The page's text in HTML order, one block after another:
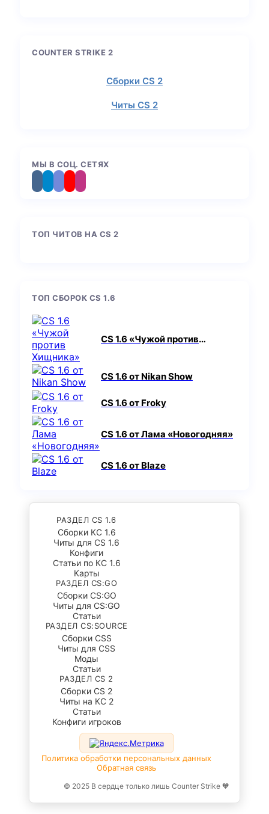
COUNTER STRIKE 2
Сборки CS 2
Читы CS 2
МЫ В СОЦ. СЕТЯХ
ТОП ЧИТОВ НА CS 2
ТОП СБОРОК CS 1.6
CS 1.6 «Чужой против
CS 1.6 от Nikan Show
CS 1.6 от Froky
CS 1.6 от Лама «Новогодняя»
CS 1.6 от Blaze
РАЗДЕЛ CS 1.6
Сборки КС 1.6
Читы для CS 1.6
Конфиги
Статьи по КС 1.6
Карты
РАЗДЕЛ CS:GO
Сборки CS:GO
Читы для CS:GO
Статьи
РАЗДЕЛ CS:SOURCE
Сборки CSS
Читы для CSS
Моды
Статьи
РАЗДЕЛ CS 2
Сборки CS 2
Читы на КС 2
Статьи
Конфиги игроков
Политика обработки персональных данных
Обратная связь
© 2025 В сердце только лишь Counter Strike 🧡